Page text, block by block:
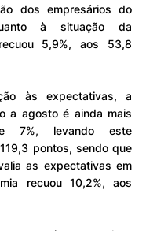
dos empresários do
à situação da
5,9%, aos 53,8
a agosto é ainda mais
7%, levando este
pontos, sendo que
as expectativas em
recuou 10,2%, aos